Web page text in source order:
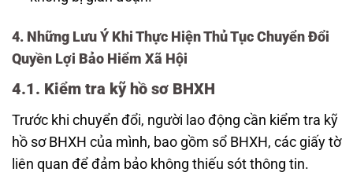
4. Những Lưu Ý Khi Thực Hiện Thủ Tục Chuyển Đổi
Quyền Lợi Bảo Hiểm Xã Hội
4.1. Kiểm tra kỹ hồ sơ BHXH
Trước khi chuyển đổi, người lao động cần kiểm tra kỹ
hồ sơ BHXH của mình, bao gồm sổ BHXH, các giấy tờ
liên quan để đảm bảo không thiếu sót thông tin.